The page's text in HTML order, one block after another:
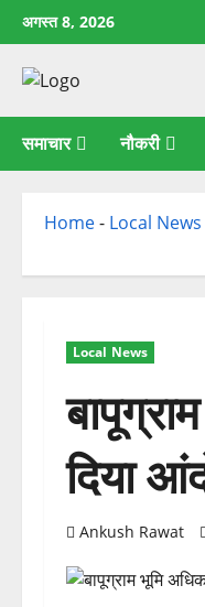
छोड़कर
सामग्री
अगस्त 8, 2026
समाचार नौकरी
Home- Local News
Local News
दिया
Ankush Rawat